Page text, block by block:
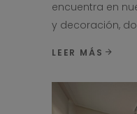
encuentra en
y decoración,
LEER MÁS